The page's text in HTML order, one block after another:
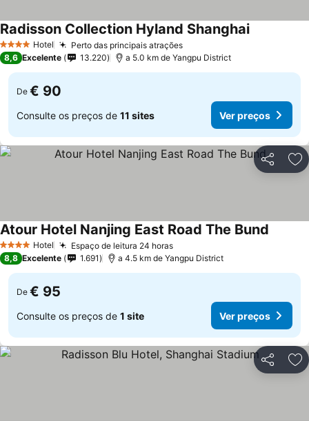
4 EstrelasHotel Perto das principais atraçõesVer preços
Radisson Collection Hyland ShanghaiVer preços
8,6 Excelente 13.220 a 5.0 km de Yangpu District
De € 90
Consulte os preços de 11 sites Ver preços
Partilhar
4 EstrelasHotel Espaço de leitura 24 horasVer preços
Atour Hotel Nanjing East Road The Bund
8,8 Excelente 1.691 a 4.5 km de Yangpu District
De € 95
Consulte os preços de 1 site Ver preços
Partilhar